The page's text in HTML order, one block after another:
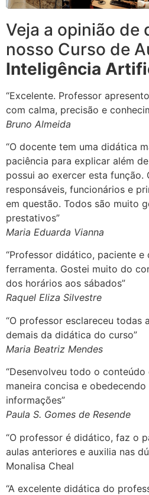
Veja a opinião de
nosso Curso de
Inteligência
“Excelente. Professor
com calma, precisão e
Bruno Almeida
“O docente tem uma didática
paciência para explicar além
possui ao exercer esta função.
responsáveis, funcionários e
em questão. Todos são muito
prestativos”
Maria Eduarda Vianna
“Professor didático, paciente
ferramenta. Gostei muito do
dos horários aos sábados”
Raquel Eliza Silvestre
“O professor esclareceu todas
demais da didática do curso”
Maria Beatriz Mendes
“Desenvolveu todo o
maneira concisa e
informações”
Paula S. Gomes de Resende
“O professor é didático, faz o
aulas anteriores e auxilia nas
Monalisa Cheal
“A excelente didática do